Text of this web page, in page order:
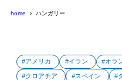
home ハンガリー
アメリカ イラン オラ
クロアチア スペイン